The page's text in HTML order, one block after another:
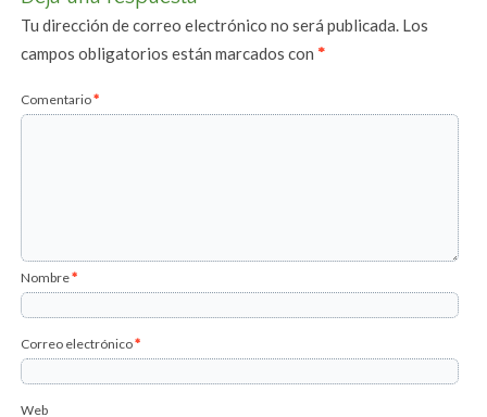
Tu dirección de correo electrónico no será publicada. Los
campos obligatorios están marcados con*
Comentario*
Nombre*
Correo electrónico*
Web